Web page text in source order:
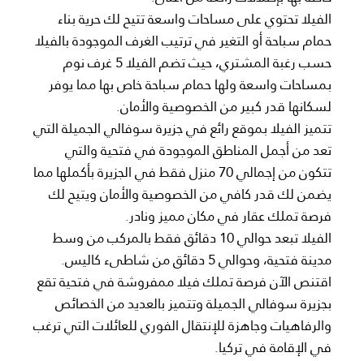
الفيلا تحتوي على مساحات واسعة تتيح لك حرية بناء
حمام سباحة أو التغير في ترتيب الغرف الموجودة بالفيلا
حسب رغبة المشتري، حيث تضم الفيلا 5 غرف نوم
بمساحات واسعة ولها حمام سباحة خاص بها مما يوفر
لسكانها قدر كبير من الخصوصية والأمان.
تتميز الفيلا بموقع رائع في جزيرة سوفالي الجميلة التي
تعد من أجمل المناطق الموجودة في فتحية والتي
تتكون من إجمالي 70 منزل فقط في الجزيرة بأكملها مما
يضمن لك قدر كافي من الخصوصية والأمان ويتيح لك
فرصة تملك عقار في مكان مميز ونادر.
الفيلا تبعد حوالي 10 دقائق فقط بالمركب من وسط
مدينة فتحية، وحوالي 5 دقائق من شاطىء كاليس.
اقتنص الآن فرصة تملك فيلا ممفروشة في فتحية تقع
بجزيرة سوفالي الجميلة وتتميز بالعديد من الخصائص
والرفاهيات وجاهزة للإنتقال الفوري للعائلات التي ترغب
في الإقامة في تركيا.